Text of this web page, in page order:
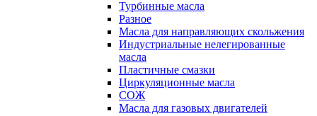
Турбинные масла
Разное
Масла для направляющих скольжения
Индустриальные нелегированные
масла
Пластичные смазки
Циркуляционные масла
СОЖ
Масла для газовых двигателей